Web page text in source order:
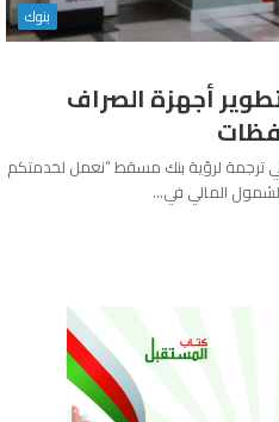
بنوك
أجهزة الصراف
ترجمة لرؤية بنك مسقط “نعمل لخدمتكم
المالي في…